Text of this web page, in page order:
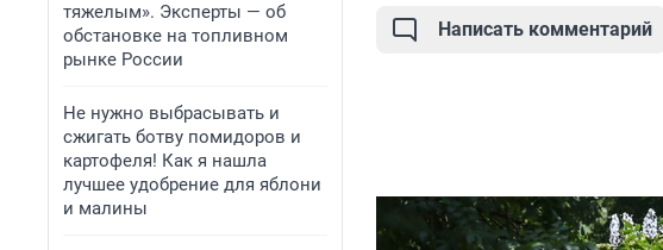
тяжелым». Эксперты — об
обстановке на топливном
рынке России
Не нужно выбрасывать и
сжигать ботву помидоров и
картофеля! Как я нашла
лучшее удобрение для яблони
и малины
Написать комментарий